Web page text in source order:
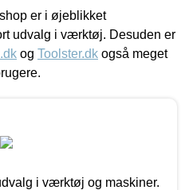
er i øjeblikket
udvalg i værktøj. Desuden er
og Toolster.dk også meget
i værktøj og maskiner.